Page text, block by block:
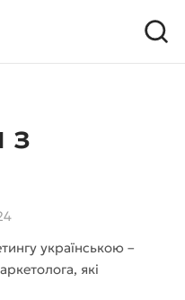
з
українською –
які